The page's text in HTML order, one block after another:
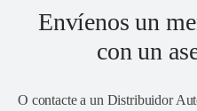
Envíenos un
con un
O contacte a un Distribuidor